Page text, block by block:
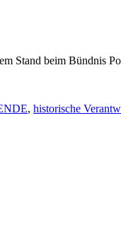
Stand beim Bündnis
, historische